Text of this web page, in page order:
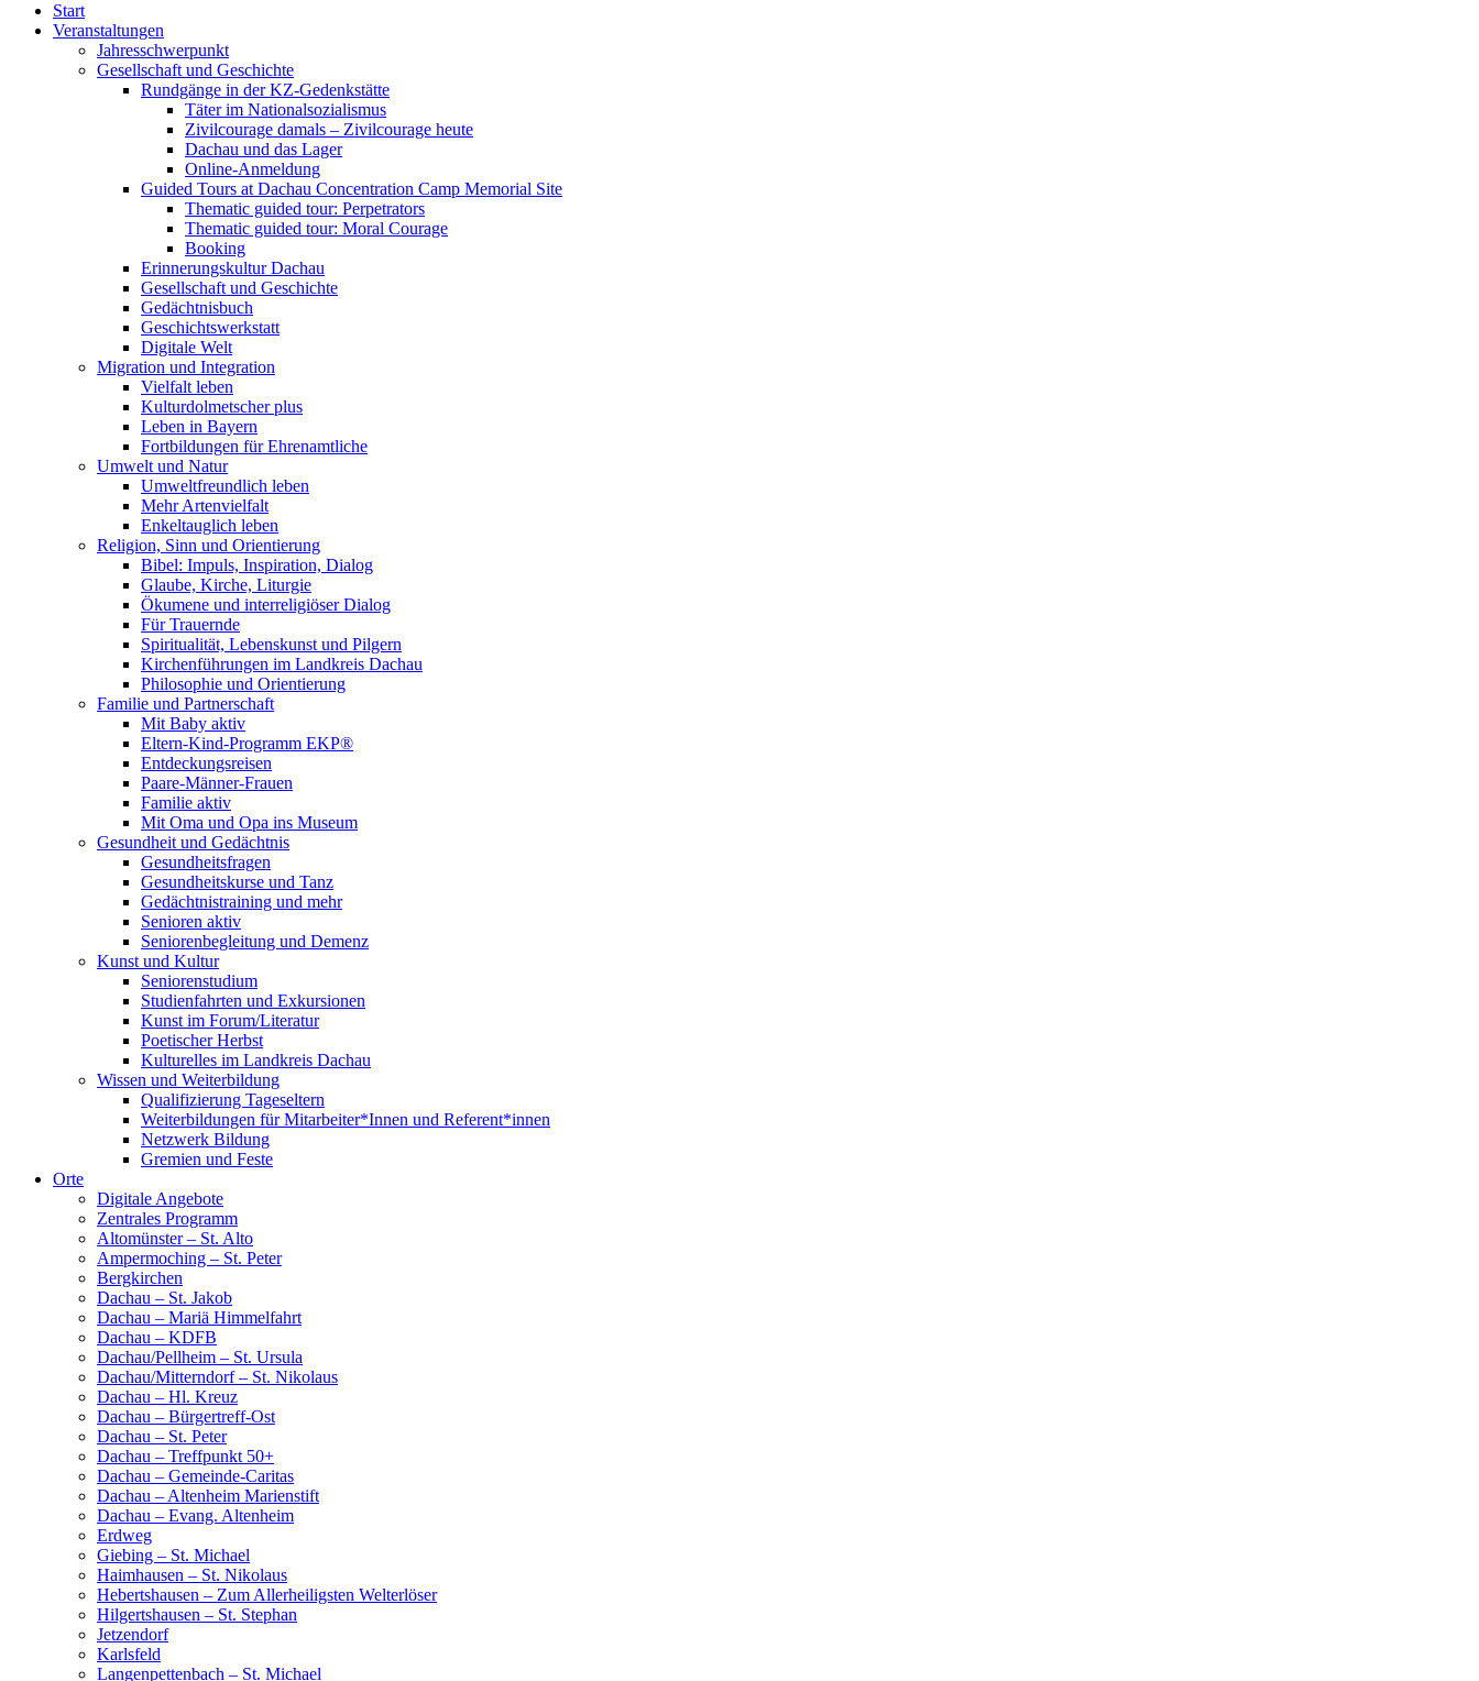
Start
Veranstaltungen
Jahresschwerpunkt
Gesellschaft und Geschichte
Rundgänge in der KZ-Gedenkstätte
Täter im Nationalsozialismus
Zivilcourage damals – Zivilcourage heute
Dachau und das Lager
Online-Anmeldung
Guided Tours at Dachau Concentration Camp Memorial Site
Thematic guided tour: Perpetrators
Thematic guided tour: Moral Courage
Booking
Erinnerungskultur Dachau
Gesellschaft und Geschichte
Gedächtnisbuch
Geschichtswerkstatt
Digitale Welt
Migration und Integration
Vielfalt leben
Kulturdolmetscher plus
Leben in Bayern
Fortbildungen für Ehrenamtliche
Umwelt und Natur
Umweltfreundlich leben
Mehr Artenvielfalt
Enkeltauglich leben
Religion, Sinn und Orientierung
Bibel: Impuls, Inspiration, Dialog
Glaube, Kirche, Liturgie
Ökumene und interreligiöser Dialog
Für Trauernde
Spiritualität, Lebenskunst und Pilgern
Kirchenführungen im Landkreis Dachau
Philosophie und Orientierung
Familie und Partnerschaft
Mit Baby aktiv
Eltern-Kind-Programm EKP®
Entdeckungsreisen
Paare-Männer-Frauen
Familie aktiv
Mit Oma und Opa ins Museum
Gesundheit und Gedächtnis
Gesundheitsfragen
Gesundheitskurse und Tanz
Gedächtnistraining und mehr
Senioren aktiv
Seniorenbegleitung und Demenz
Kunst und Kultur
Seniorenstudium
Studienfahrten und Exkursionen
Kunst im Forum/Literatur
Poetischer Herbst
Kulturelles im Landkreis Dachau
Wissen und Weiterbildung
Qualifizierung Tageseltern
Weiterbildungen für Mitarbeiter*Innen und Referent*innen
Netzwerk Bildung
Gremien und Feste
Orte
Digitale Angebote
Zentrales Programm
Altomünster – St. Alto
Ampermoching – St. Peter
Bergkirchen
Dachau – St. Jakob
Dachau – Mariä Himmelfahrt
Dachau – KDFB
Dachau/Pellheim – St. Ursula
Dachau/Mitterndorf – St. Nikolaus
Dachau – Hl. Kreuz
Dachau – Bürgertreff-Ost
Dachau – St. Peter
Dachau – Treffpunkt 50+
Dachau – Gemeinde-Caritas
Dachau – Altenheim Marienstift
Dachau – Evang. Altenheim
Erdweg
Giebing – St. Michael
Haimhausen – St. Nikolaus
Hebertshausen – Zum Allerheiligsten Welterlöser
Hilgertshausen – St. Stephan
Jetzendorf
Karlsfeld
Langenpettenbach – St. Michael